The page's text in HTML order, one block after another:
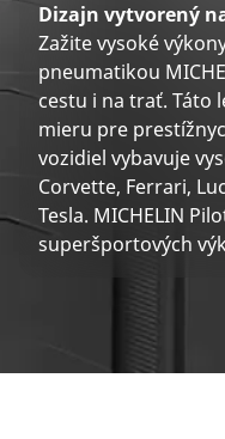
Dizajn vytvorený
Zažite vysoké
pneumatikou
cestu i na trať. Táto
mieru pre
vozidiel vybavuje
Corvette, Ferrari,
Tesla. MICHELIN
superšportových